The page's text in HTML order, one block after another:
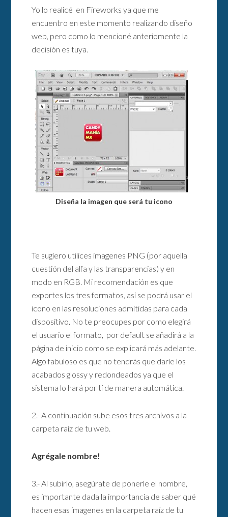
Yo lo realicé en Fireworks ya que me
encuentro en este momento realizando diseño
web, pero como lo mencioné anteriomente la
decisión es tuya.
Diseña la imagen que será tu icono
Te sugiero utilices imagenes PNG (por aquella
cuestión del alfa y las transparencias) y en
modo en RGB. Mi recomendación es que
exportes los tres formatos, así se podrá usar el
icono en las resoluciones admitidas para cada
dispositivo. No te preocupes por como elegirá
el usuario el formato, por default se añadirá a la
página de inicio como se explicará más adelante.
Algo fabuloso es que no tendrás que darle los
acabados glossy y redondeados ya que el
sistema lo hará por tí de manera automática.
2.- A continuación sube esos tres archivos a la
carpeta raíz de tu web.
Agrégale nombre!
3.- Al subirlo, asegúrate de ponerle el nombre,
es importante dada la importancia de saber qué
hacen esas imagenes en la carpeta raíz de tu